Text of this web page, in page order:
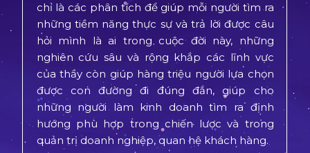
chỉ là các phân tích để giúp mỗi người tìm ra
những tiềm năng thực sự và trả lời được câu
hỏi mình là ai trong cuộc đời này, những
nghiên cứu sâu và rộng khắp các lĩnh vực
của thầy còn giúp hàng triệu người lựa chọn
được con đường đi đúng đắn, giúp cho
những người làm kinh doanh tìm ra định
hướng phù hợp trong chiến lược và trong
quản trị doanh nghiệp, quan hệ khách hàng.